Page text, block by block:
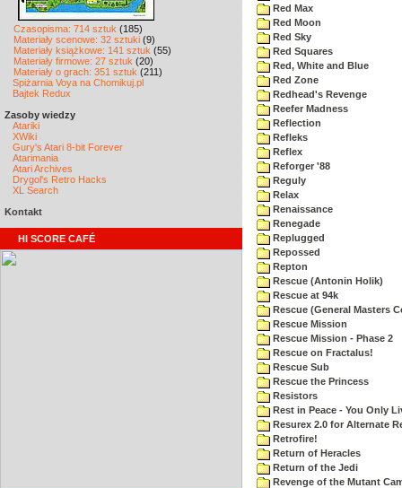
Czasopisma: 714 sztuk (185)
Materiały scenowe: 32 sztuki (9)
Materiały książkowe: 141 sztuk (55)
Materiały firmowe: 27 sztuk (20)
Materiały o grach: 351 sztuk (211)
Spiżarnia Voya na Chomikuj.pl
Bajtek Redux
Zasoby wiedzy
Atariki
XWiki
Gury's Atari 8-bit Forever
Atarimania
Atari Archives
Drygol's Retro Hacks
XL Search
Kontakt
HI SCORE CAFÉ
Red Max
Red Moon
Red Sky
Red Squares
Red, White and Blue
Red Zone
Redhead's Revenge
Reefer Madness
Reflection
Refleks
Reflex
Reforger '88
Reguly
Relax
Renaissance
Renegade
Replugged
Repossed
Repton
Rescue (Antonin Holik)
Rescue at 94k
Rescue (General Masters
Rescue Mission
Rescue Mission - Phase 2
Rescue on Fractalus!
Rescue Sub
Rescue the Princess
Resistors
Rest in Peace - You Only
Resurex 2.0 for Alternate
Retrofire!
Return of Heracles
Return of the Jedi
Revenge of the Mutant